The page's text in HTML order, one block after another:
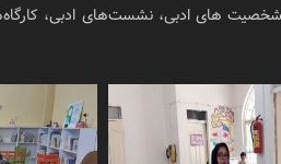
های ادبی، نشست‌های ادبی،